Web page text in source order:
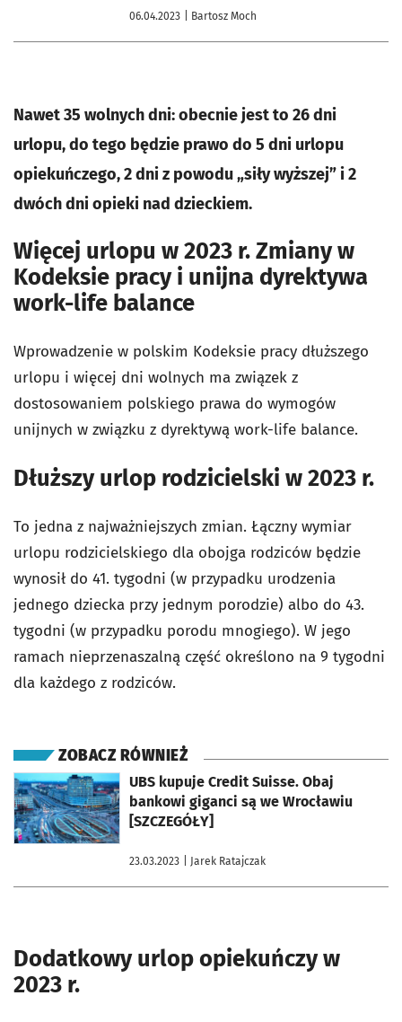
06.04.2023 | Bartosz Moch
Nawet 35 wolnych dni: obecnie jest to 26 dni
urlopu, do tego będzie prawo do 5 dni urlopu
opiekuńczego, 2 dni z powodu„siły wyższej”i 2
dwóch dni opieki nad dzieckiem.
Więcej urlopu w 2023 r. Zmiany w
Kodeksie pracy i unijna dyrektywa
work-life balance
Wprowadzenie w polskim Kodeksie pracy dłuższego
urlopu i więcej dni wolnych ma związek z
dostosowaniem polskiego prawa do wymogów
unijnych w związku z dyrektywą work-life balance.
Dłuższy urlop rodzicielski w 2023 r.
To jedna z najważniejszych zmian. Łączny wymiar
urlopu rodzicielskiego dla obojga rodziców będzie
wynosił do 41. tygodni (w przypadku urodzenia
jednego dziecka przy jednym porodzie) albo do 43.
tygodni (w przypadku porodu mnogiego). W jego
ramach nieprzenaszalną część określono na 9 tygodni
dla każdego z rodziców.
ZOBACZ RÓWNIEŻ
UBS kupuje Credit Suisse. Obaj
bankowi giganci są we Wrocławiu
[SZCZEGÓŁY]
23.03.2023 | Jarek Ratajczak
otworzy się w nowej karcie
Dodatkowy urlop opiekuńczy w
2023 r.